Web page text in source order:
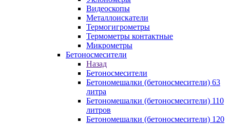
Видеоскопы
Металлоискатели
Термогигрометры
Термометры контактные
Микрометры
Бетоносмесители
Назад
Бетоносмесители
Бетономешалки (бетоносмесители) 63
литра
Бетономешалки (бетоносмесители) 110
литров
Бетономешалки (бетоносмесители) 120